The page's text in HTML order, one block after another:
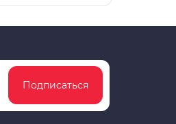
Подписаться